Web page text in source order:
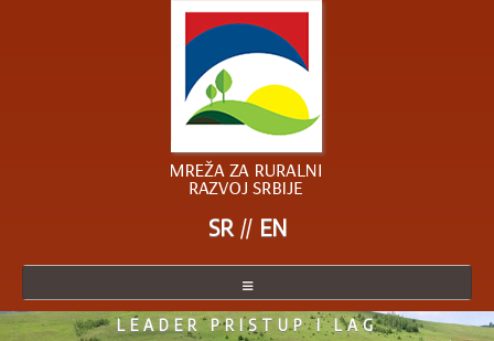
O MREŽI
SR EN
LEADER PRISTUP I LAG